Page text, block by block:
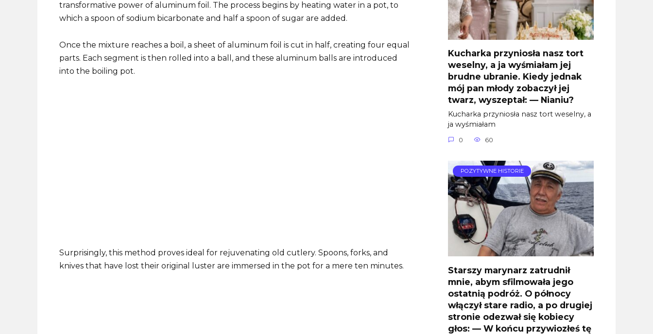
transformative power of aluminum foil. The process begins by heating water in a pot, to
which a spoon of sodium bicarbonate and half a spoon of sugar are added.
Once the mixture reaches a boil, a sheet of aluminum foil is cut in half, creating four equal
parts. Each segment is then rolled into a ball, and these aluminum balls are introduced
into the boiling pot.
Surprisingly, this method proves ideal for rejuvenating old cutlery. Spoons, forks, and
knives that have lost their original luster are immersed in the pot for a mere ten minutes.
Kucharka przyniosła nasz tort
weselny, a ja wyśmiałam jej
brudne ubranie. Kiedy jednak
mój pan młody zobaczył jej
twarz, wyszeptał: — Nianiu?
Kucharka przyniosła nasz tort weselny, a
ja wyśmiałam
0 60
POZYTYWNE HISTORIE
Starszy marynarz zatrudnił
mnie, abym sfilmowała jego
ostatnią podróż. O północy
włączył stare radio, a po drugiej
stronie odezwał się kobiecy
głos: — W końcu przywiozłeś tę